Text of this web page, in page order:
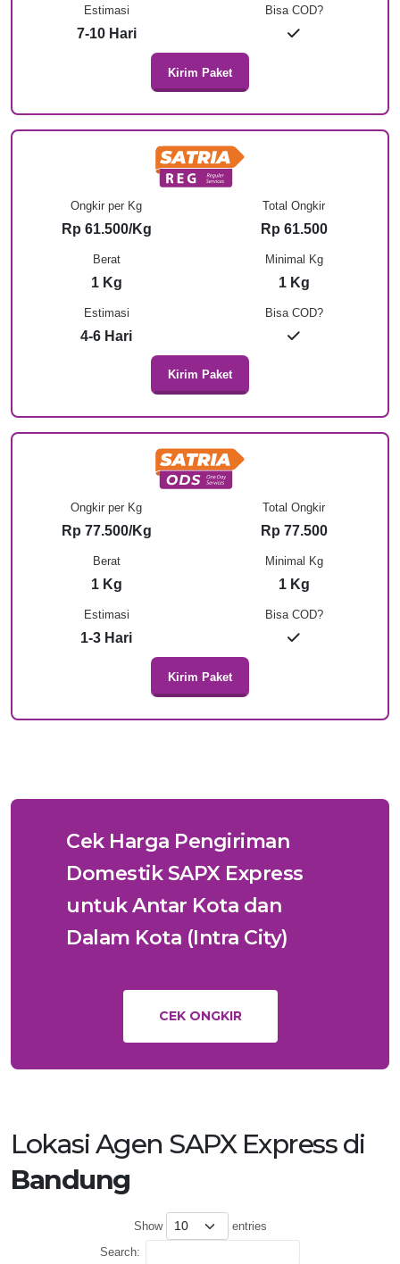
Bisa COD?
Estimasi
7-10 Hari
Kirim Paket
Bisa COD?
Ongkir per Kg
Rp 61.500/Kg
Total Ongkir
Rp 61.500
Berat
1 Kg
Minimal Kg
1 Kg
Estimasi
4-6 Hari
Kirim Paket
Bisa COD?
Ongkir per Kg
Rp 77.500/Kg
Total Ongkir
Rp 77.500
Berat
1 Kg
Minimal Kg
1 Kg
Estimasi
1-3 Hari
Kirim Paket
Cek Harga Pengiriman
Domestik SAPX Express
untuk Antar Kota dan
Dalam Kota (Intra City)
CEK ONGKIR
Lokasi Agen SAPX Express di
Bandung
Show
entries
Search: